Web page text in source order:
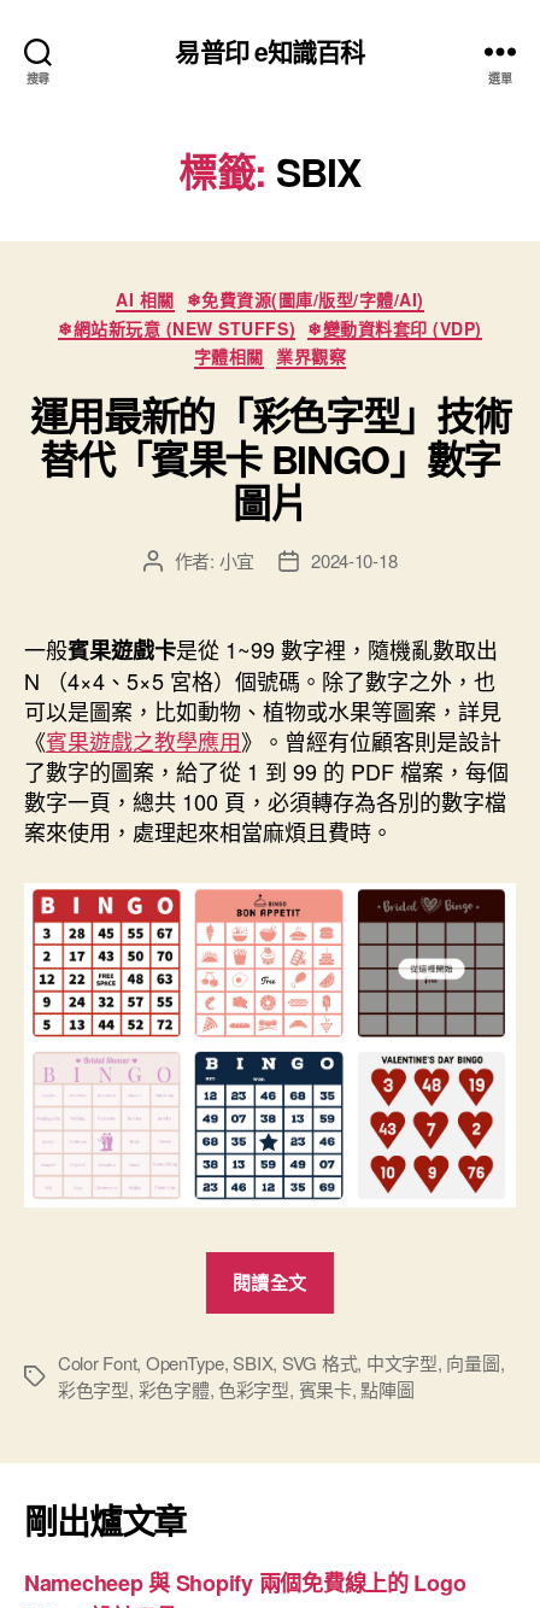
搜尋
易普印 e知識百科
選單
標籤: SBIX
分
類
AI 相關 ❄免費資源(圖庫/版型/字體/AI)
❄網站新玩意 (NEW STUFFS) ❄變動資料套印 (VDP)
字體相關 業界觀察
運用最新的「彩色字型」技術
替代「賓果卡 BINGO」數字
圖片
文
者
作者: 小宜
文
佈
日
期
2024-10-18
一般賓果遊戲卡是從 1~99 數字裡，隨機亂數取出
N （4×4、5×5 宮格）個號碼。除了數字之外，也
可以是圖案，比如動物、植物或水果等圖案，詳見
《賓果遊戲之教學應用》。曾經有位顧客則是設計
了數字的圖案，給了從 1 到 99 的 PDF 檔案，每個
數字一頁，總共 100 頁，必須轉存為各別的數字檔
案來使用，處理起來相當麻煩且費時。
閱讀全文
新
的
色
術
標
Color Font, OpenType,SBIX, SVG 格式, 中文字型, 向量圖,
彩色字型, 彩色字體, 色彩字型, 賓果卡,點陣圖
剛出爐文章
Namecheep 與 Shopify 兩個免費線上的 Logo